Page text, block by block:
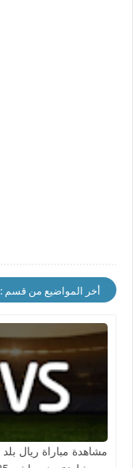
أخر المواضيع من قسم
مشاهدة مباراة ريال بلد